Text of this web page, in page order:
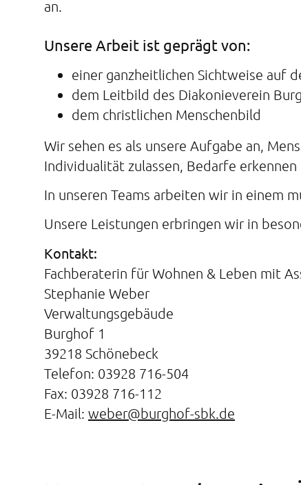
an.
Unsere Arbeit ist geprägt von:
einer ganzheitlichen Sichtweise auf
dem Leitbild des Diakonieverein
dem christlichen Menschenbild
Wir sehen es als unsere Aufgabe an,
Individualität zulassen, Bedarfe
In unseren Teams arbeiten wir in einem
Unsere Leistungen erbringen wir in
Kontakt:
Fachberaterin für Wohnen & Leben mit
Stephanie Weber
Verwaltungsgebäude
Burghof 1
39218 Schönebeck
Telefon: 03928 716-504
Fax: 03928 716-112
E-Mail: weber@burghof-sbk.de